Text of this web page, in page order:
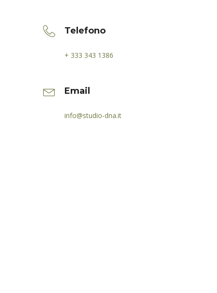
Telefono
+ 333 343 1386
Email
info@studio-dna.it